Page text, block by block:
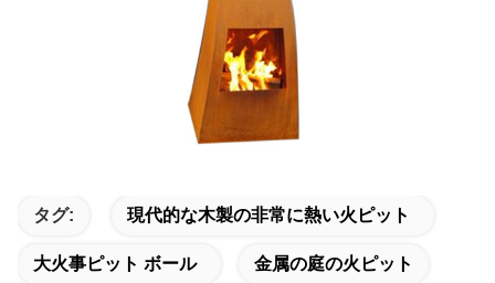
タグ: 現代的な木製の非常に熱い火ピット
大火事ピット ボール 金属の庭の火ピット